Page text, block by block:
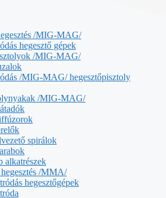
/MIG-MAG/
hegesztő gépek
/MIG-MAG/
/MIG-MAG/ hegesztőpisztoly
/MIG-MAG/
spirálok
alkatrészek
/MMA/
hegesztőgépek